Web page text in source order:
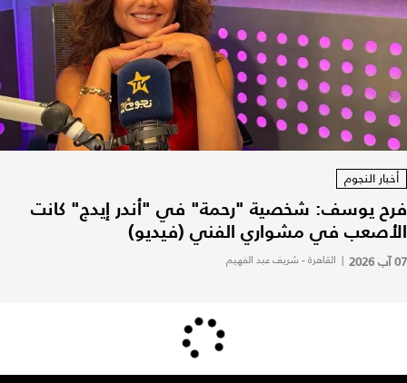
أخبار النجوم
فرح يوسف: شخصية "رحمة" في "أندر إيدج" كانت
الأصعب في مشواري الفني (فيديو)
07 آب 2026 | القاهرة - شريف عبد الفهيم